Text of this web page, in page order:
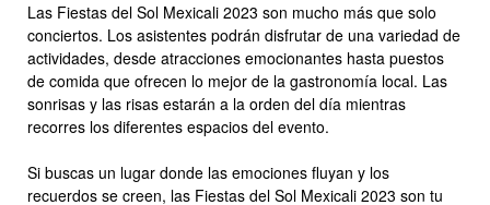
Las Fiestas del Sol Mexicali 2023 son mucho más que solo
conciertos. Los asistentes podrán disfrutar de una variedad de
actividades, desde atracciones emocionantes hasta puestos
de comida que ofrecen lo mejor de la gastronomía local. Las
sonrisas y las risas estarán a la orden del día mientras
recorres los diferentes espacios del evento.
Si buscas un lugar donde las emociones fluyan y los
recuerdos se creen, las Fiestas del Sol Mexicali 2023 son tu